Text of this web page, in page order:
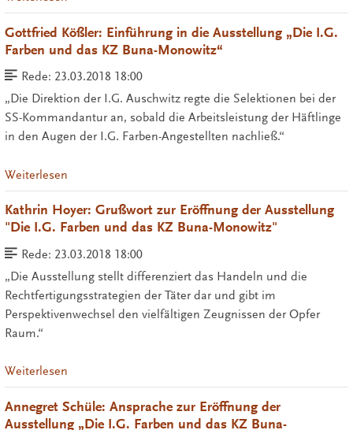
Gottfried Kößler: Einführung in die Ausstellung „Die I.G.
Farben und das KZ Buna-Monowitz“
Rede: 23.03.2018 18:00
„Die Direktion der I.G. Auschwitz regte die Selektionen bei der
SS-Kommandantur an, sobald die Arbeitsleistung der Häftlinge
in den Augen der I.G. Farben-Angestellten nachließ.“
Weiterlesen
Kathrin Hoyer: Grußwort zur Eröffnung der Ausstellung
"Die I.G. Farben und das KZ Buna-Monowitz"
Rede: 23.03.2018 18:00
„Die Ausstellung stellt differenziert das Handeln und die
Rechtfertigungsstrategien der Täter dar und gibt im
Perspektivenwechsel den vielfältigen Zeugnissen der Opfer
Raum.“
Weiterlesen
Annegret Schüle: Ansprache zur Eröffnung der
Ausstellung „Die I.G. Farben und das KZ Buna-